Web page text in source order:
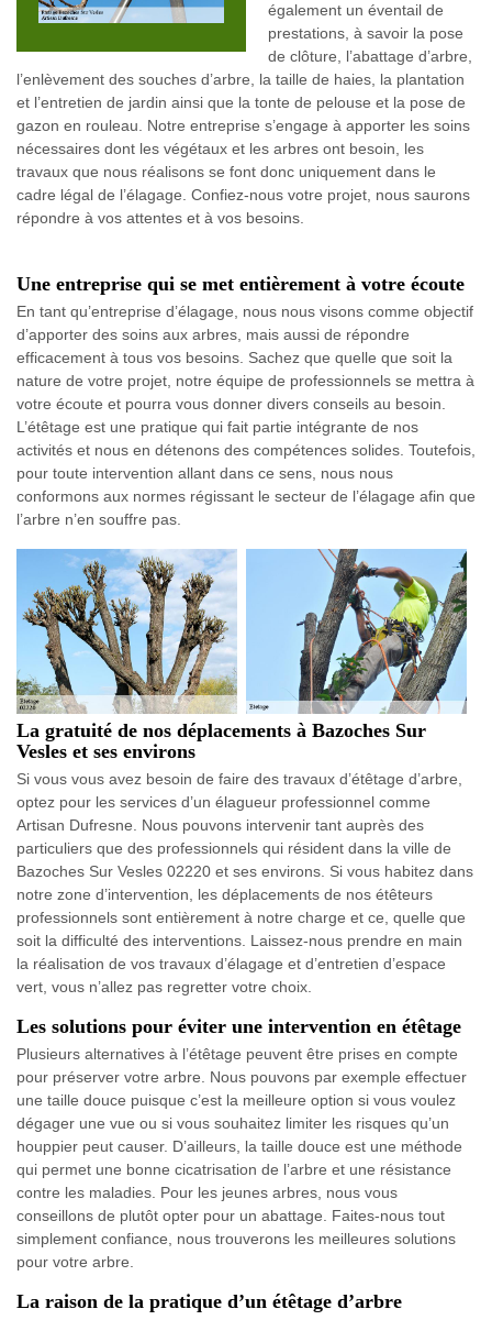
également un éventail de
prestations, à savoir la pose
de clôture, l’abattage d’arbre,
l’enlèvement des souches d’arbre, la taille de haies, la plantation
et l’entretien de jardin ainsi que la tonte de pelouse et la pose de
gazon en rouleau. Notre entreprise s’engage à apporter les soins
nécessaires dont les végétaux et les arbres ont besoin, les
travaux que nous réalisons se font donc uniquement dans le
cadre légal de l’élagage. Confiez-nous votre projet, nous saurons
répondre à vos attentes et à vos besoins.
Une entreprise qui se met entièrement à votre écoute
En tant qu’entreprise d’élagage, nous nous visons comme objectif
d’apporter des soins aux arbres, mais aussi de répondre
efficacement à tous vos besoins. Sachez que quelle que soit la
nature de votre projet, notre équipe de professionnels se mettra à
votre écoute et pourra vous donner divers conseils au besoin.
L’étêtage est une pratique qui fait partie intégrante de nos
activités et nous en détenons des compétences solides. Toutefois,
pour toute intervention allant dans ce sens, nous nous
conformons aux normes régissant le secteur de l’élagage afin que
l’arbre n’en souffre pas.
La gratuité de nos déplacements à Bazoches Sur
Vesles et ses environs
Si vous vous avez besoin de faire des travaux d’étêtage d’arbre,
optez pour les services d’un élagueur professionnel comme
Artisan Dufresne. Nous pouvons intervenir tant auprès des
particuliers que des professionnels qui résident dans la ville de
Bazoches Sur Vesles 02220 et ses environs. Si vous habitez dans
notre zone d’intervention, les déplacements de nos étêteurs
professionnels sont entièrement à notre charge et ce, quelle que
soit la difficulté des interventions. Laissez-nous prendre en main
la réalisation de vos travaux d’élagage et d’entretien d’espace
vert, vous n’allez pas regretter votre choix.
Les solutions pour éviter une intervention en étêtage
Plusieurs alternatives à l’étêtage peuvent être prises en compte
pour préserver votre arbre. Nous pouvons par exemple effectuer
une taille douce puisque c’est la meilleure option si vous voulez
dégager une vue ou si vous souhaitez limiter les risques qu’un
houppier peut causer. D’ailleurs, la taille douce est une méthode
qui permet une bonne cicatrisation de l’arbre et une résistance
contre les maladies. Pour les jeunes arbres, nous vous
conseillons de plutôt opter pour un abattage. Faites-nous tout
simplement confiance, nous trouverons les meilleures solutions
pour votre arbre.
La raison de la pratique d’un étêtage d’arbre